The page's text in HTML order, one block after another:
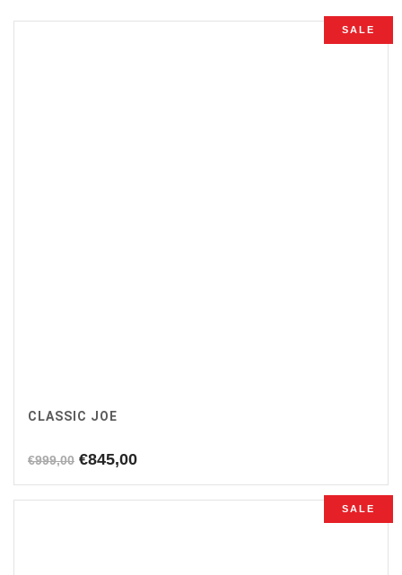
SALE
CLASSIC JOE
€999,00 Oorspronkelijke
was:
€845,00Huidige
is:
SALE